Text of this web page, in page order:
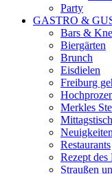
Party
GASTRO &
Bars &
Biergärten
Brunch
Eisdielen
Freiburg
Merkles
Mittagstisch
Neuigkeiten
Restaurants
Rezept des
Straußen